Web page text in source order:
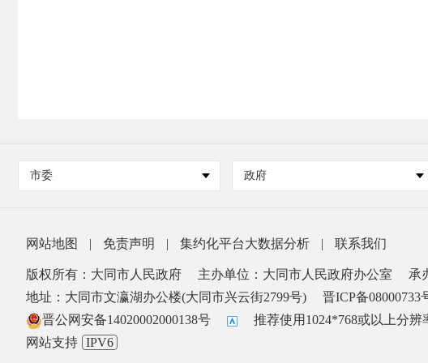
市委 政府
网站地图 | 免责声明 | 集约化平台大数据分析 | 联系我们
版权所有：大同市人民政府 主办单位：大同市人民政府办公室
承
地址：大同市文瀛湖办公楼(大同市兴云街2799号)
晋ICP备08000733
晋公网安备14020002000138号
推荐使用1024*768或以上分辨
网站支持 IPV6